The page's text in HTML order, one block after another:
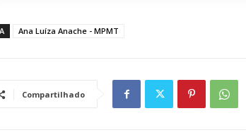
Ana Luíza Anache - MPMT
Compartilhado